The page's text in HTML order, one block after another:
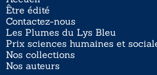
Être édité
Contactez-nous
Les Plumes du Lys Bleu
Prix sciences humaines et
Nos collections
Nos auteurs